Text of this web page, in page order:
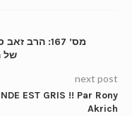
מס’ 167:
של
next post
EST GRIS !! Par Rony
Akrich